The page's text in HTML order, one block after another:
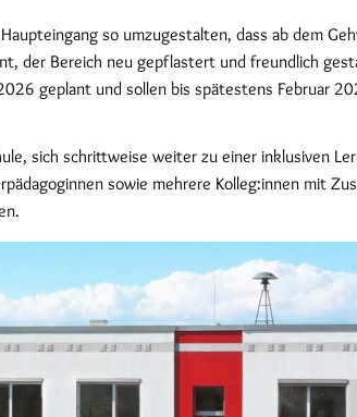
so umzugestalten, dass ab dem
der Bereich neu gepflastert und freundlich
geplant und sollen bis spätestens Februar
sich schrittweise weiter zu einer inklusiven
sowie mehrere Kolleg:innen mit